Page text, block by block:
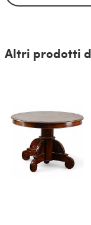
Altri prodotti